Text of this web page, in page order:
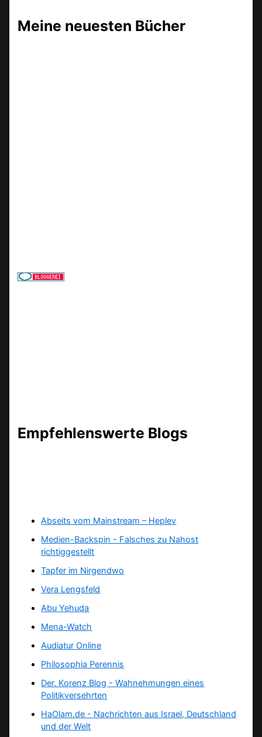
Meine neuesten Bücher
Empfehlenswerte Blogs
Abseits vom Mainstream – Heplev
Medien-Backspin - Falsches zu Nahost
richtiggestellt
Tapfer im Nirgendwo
Vera Lengsfeld
Abu Yehuda
Mena-Watch
Audiatur Online
Philosophia Perennis
Der. Korenz Blog - Wahnehmungen eines
Politikversehrten
HaOlam.de - Nachrichten aus Israel, Deutschland
und der Welt